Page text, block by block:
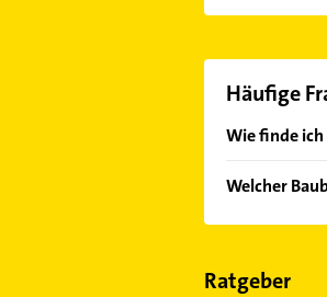
Häufige
Wie finde
von den
Bewertungen
Welcher
Im Anbieter-
Ratgeber